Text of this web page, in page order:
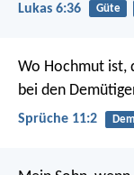
Lukas 6:36 Güte
Wo Hochmut ist,
bei den
Sprüche 11:2